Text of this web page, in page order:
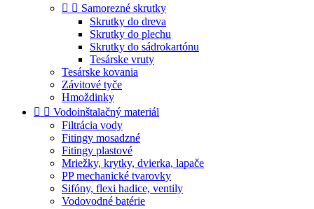
  Samorezné skrutky
Skrutky do dreva
Skrutky do plechu
Skrutky do sádrokartónu
Tesárske vruty
Tesárske kovania
Závitové tyče
Hmoždinky
  Vodoinštalačný materiál
Filtrácia vody
Fitingy mosadzné
Fitingy plastové
Mriežky, krytky, dvierka, lapače
PP mechanické tvarovky
Sifóny, flexi hadice, ventily
Vodovodné batérie